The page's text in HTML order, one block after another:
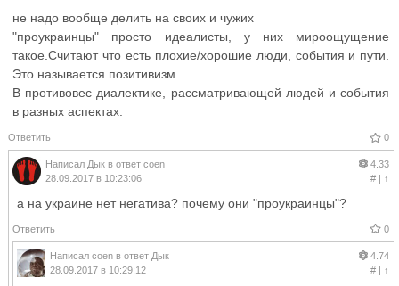
не надо вообще делить на своих и чужих
"проукраинцы" просто идеалисты, у них мироощущение
такое.Считают что есть плохие/хорошие люди, события и пути.
Это называется позитивизм.
В противовес диалектике, рассматривающей людей и события
в разных аспектах.
Ответить 0
Написал Дык в ответ coen
28.09.2017 в 10:23:06
4.33
#| ↑
а на украине нет негатива? почему они "проукраинцы"?
Ответить 0
Написал coen в ответ Дык
28.09.2017 в 10:29:12
4.74
#| ↑